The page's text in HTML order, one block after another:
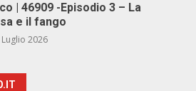
| 46909 -Episodio 3 – La
e il fango
Luglio 2026